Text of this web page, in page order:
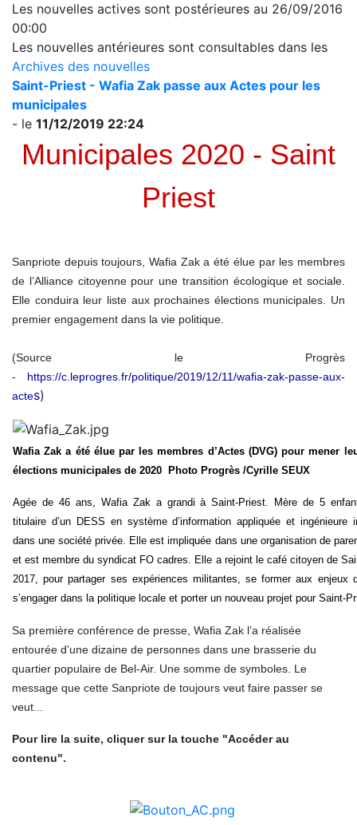
Les nouvelles actives sont postérieures au 26/09/2016
00:00
Les nouvelles antérieures sont consultables dans les
Archives des nouvelles
Saint-Priest - Wafia Zak passe aux Actes pour les
municipales
- le 11/12/2019 22:24
Municipales 2020 - Saint
Priest
Sanpriote depuis toujours, Wafia Zak a été élue par les membres
de l’Alliance citoyenne pour une transition écologique et sociale.
Elle conduira leur liste aux prochaines élections municipales. Un
premier engagement dans la vie politique.
(Source le Progrès
- https://c.leprogres.fr/politique/2019/12/11/wafia-zak-passe-aux-
actes)
Wafia Zak a été élue par les membres d’Actes (DVG) pour mener
élections municipales de 2020 Photo Progrès /Cyrille SEUX
Agée de 46 ans, Wafia Zak a grandi à Saint-Priest. Mère de 5
titulaire d’un DESS en système d’information appliquée et ingénieure
dans une société privée. Elle est impliquée dans une organisation de
et est membre du syndicat FO cadres. Elle a rejoint le café citoyen de
2017, pour partager ses expériences militantes, se former aux enjeux
s’engager dans la politique locale et porter un nouveau projet pour Saint-
Sa première conférence de presse, Wafia Zak l’a réalisée
entourée d’une dizaine de personnes dans une brasserie du
quartier populaire de Bel-Air. Une somme de symboles. Le
message que cette Sanpriote de toujours veut faire passer se
veut...
Pour lire la suite, cliquer sur la touche "Accéder au
contenu".